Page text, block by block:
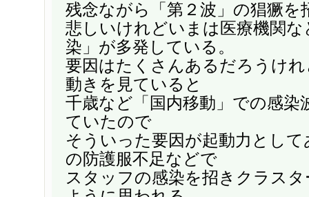
残念ながら「第２波」の猖獗を
悲しいけれどいまは医療機関な
染」が多発している。
要因はたくさんあるだろうけ
動きを見ていると
千歳など「国内移動」での感染
ていたので
そういった要因が起動力とし
の防護服不足などで
スタッフの感染を招きクラス